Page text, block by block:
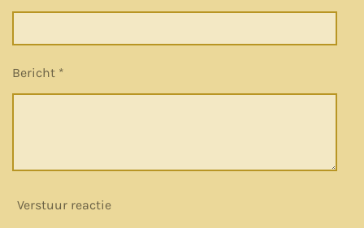
Bericht *
Verstuur reactie